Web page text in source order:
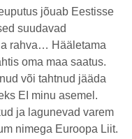
jõuab Eestisse
suudavad
rahva… Hääletama
oma maa saatus.
või tahtnud jääda
EI minu asemel.
ja lagunevad varem
nimega Euroopa Liit.